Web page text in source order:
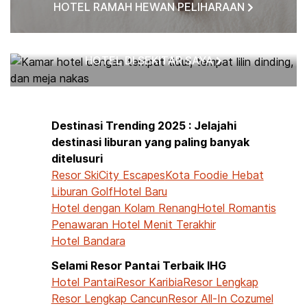
HOTEL RAMAH HEWAN PELIHARAAN
HOTEL DI SEKITAR SAYA
Destinasi Trending 2025 : Jelajahi
destinasi liburan yang paling banyak
ditelusuri
Resor SkiCity EscapesKota Foodie Hebat
Liburan GolfHotel Baru
Hotel dengan Kolam RenangHotel Romantis
Penawaran Hotel Menit Terakhir
Hotel Bandara
Selami Resor Pantai Terbaik IHG
Hotel PantaiResor KaribiaResor Lengkap
Resor Lengkap CancunResor All-In Cozumel